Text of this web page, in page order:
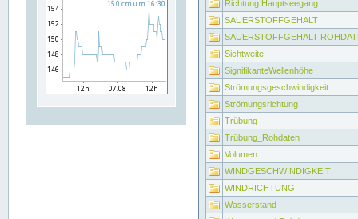
Richtung Hauptseegang
SAUERSTOFFGEHALT
SAUERSTOFFGEHALT
Sichtweite
SignifikanteWellenhöhe
Strömungsgeschwindigkeit
Strömungsrichtung
Trübung
Trübung_Rohdaten
Volumen
WINDGESCHWINDIGKEIT
WINDRICHTUNG
Wasserstand